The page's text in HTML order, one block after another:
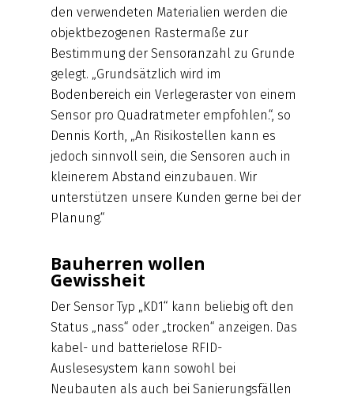
den verwendeten Materialien werden die
objektbezogenen Rastermaße zur
Bestimmung der Sensoranzahl zu Grunde
gelegt. „Grundsätzlich wird im
Bodenbereich ein Verlegeraster von einem
Sensor pro Quadratmeter empfohlen.“, so
Dennis Korth, „An Risikostellen kann es
jedoch sinnvoll sein, die Sensoren auch in
kleinerem Abstand einzubauen. Wir
unterstützen unsere Kunden gerne bei der
Planung.“
Bauherren wollen
Gewissheit
Der Sensor Typ „KD1“ kann beliebig oft den
Status „nass“ oder „trocken“ anzeigen. Das
kabel- und batterielose RFID-
Auslesesystem kann sowohl bei
Neubauten als auch bei Sanierungsfällen